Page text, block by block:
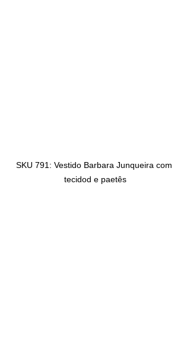
SKU 791: Vestido Barbara Junqueira com
tecidod e paetês